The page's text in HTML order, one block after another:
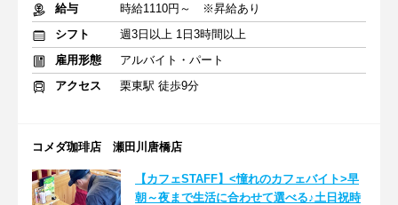
給与
時給1110円～ ※昇給あり
シフト
週3日以上 1日3時間以上
雇用形態
アルバイト・パート
アクセス
栗東駅 徒歩9分
コメダ珈琲店 瀬田川唐橋店
【カフェSTAFF】<憧れのカフェバイト>早
朝～夜まで生活に合わせて選べる♪土日祝時